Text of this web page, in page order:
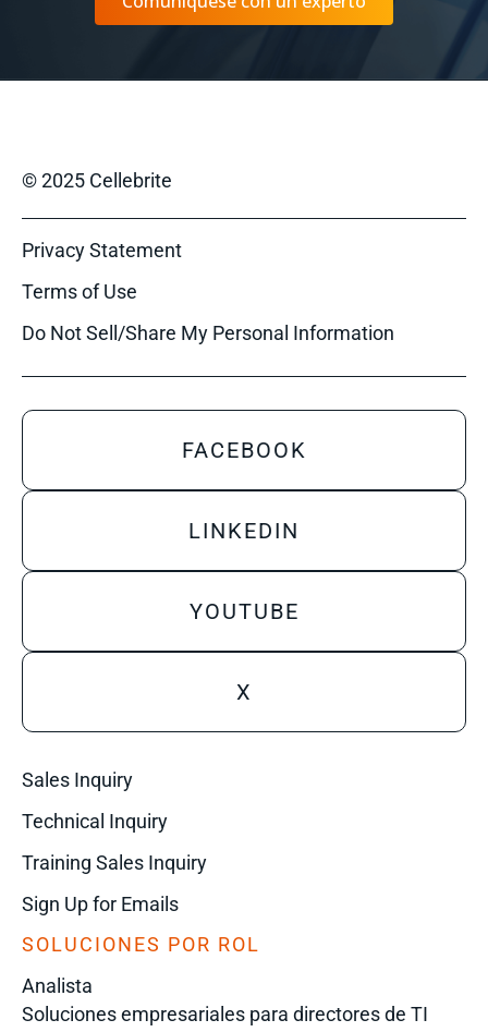
© 2025 Cellebrite
Privacy Statement
Terms of Use
Do Not Sell/Share My Personal Information
FACEBOOK
LINKEDIN
YOUTUBE
X
Sales Inquiry
Technical Inquiry
Training Sales Inquiry
Sign Up for Emails
SOLUCIONES POR ROL
Analista
Soluciones empresariales para directores de TI